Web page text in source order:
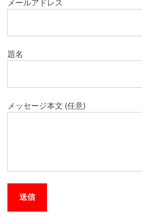
メールアドレス
題名
メッセージ本文 (任意)